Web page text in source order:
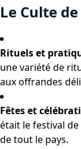
Le Culte
Rituels et
une variété de
aux offrandes
Fêtes et
était le festival
de tout le pays.